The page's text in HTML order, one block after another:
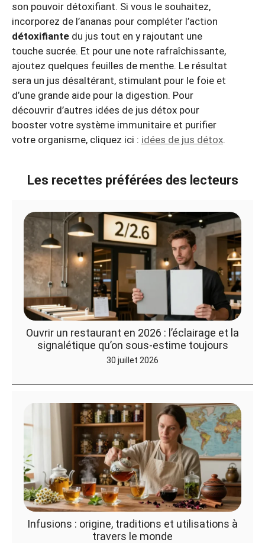
son pouvoir détoxifiant. Si vous le souhaitez,
incorporez de l’ananas pour compléter l’action
détoxifiante du jus tout en y rajoutant une
touche sucrée. Et pour une note rafraîchissante,
ajoutez quelques feuilles de menthe. Le résultat
sera un jus désaltérant, stimulant pour le foie et
d’une grande aide pour la digestion. Pour
découvrir d’autres idées de jus détox pour
booster votre système immunitaire et purifier
votre organisme, cliquez ici : idées de jus détox.
Les recettes préférées des lecteurs
Ouvrir un restaurant en 2026 : l’éclairage et la
signalétique qu’on sous-estime toujours
30 juillet 2026
Infusions : origine, traditions et utilisations à
travers le monde